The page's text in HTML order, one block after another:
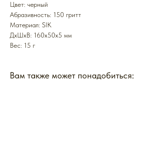
Цвет: черный
Абразивность: 150 гритт
Mатериал: SIK
ДxШxВ: 160x50x5 мм
Вес: 15 г
Вам также может понадобиться: